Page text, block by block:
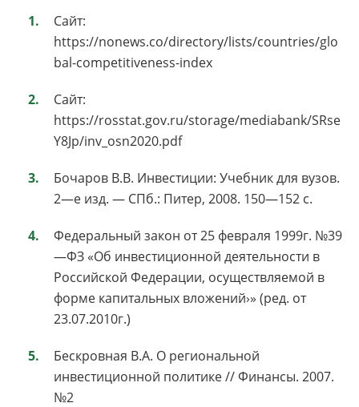
Сайт:
https://nonews.co/directory/lists/countries/glo
bal-competitiveness-index
Сайт:
https://rosstat.gov.ru/storage/mediabank/SRse
Y8Jp/inv_osn2020.pdf
Бочаров В.В. Инвестиции: Учебник для вузов.
2—е изд. — СПб.: Питер, 2008. 150—152 с.
Федеральный закон от 25 февраля 1999г. №39
—ФЗ «Об инвестиционной деятельности в
Российской Федерации, осуществляемой в
форме капитальных вложений›» (ред. от
23.07.2010г.)
Бескровная В.А. О региональной
инвестиционной политике // Финансы. 2007.
№2